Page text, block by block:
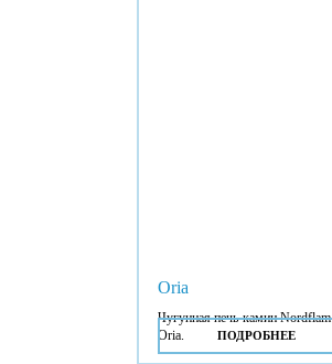
Oria
Чугунная печь-камин Nordflam
Oria.
ПОДРОБНЕЕ